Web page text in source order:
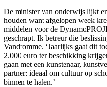
De minister van onderwijs lijkt
houden want afgelopen week
middelen voor de
geschrapt. Ik betreur die
Vandromme. ‘Jaarlijks gaat dit
2.000 euro ter beschikking
gaan met een kunstenaar,
partner: ideaal om cultuur op
binnen te halen.’